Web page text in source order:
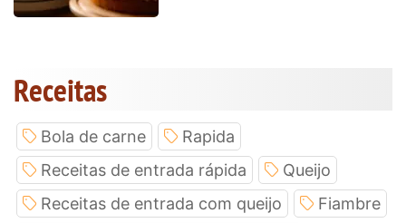
Receitas
Bola de carne
Rapida
Receitas de entrada rápida
Queijo
Receitas de entrada com queijo
Fiambre